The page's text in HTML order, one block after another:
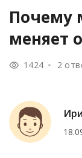
Почему
меняет
1424 2